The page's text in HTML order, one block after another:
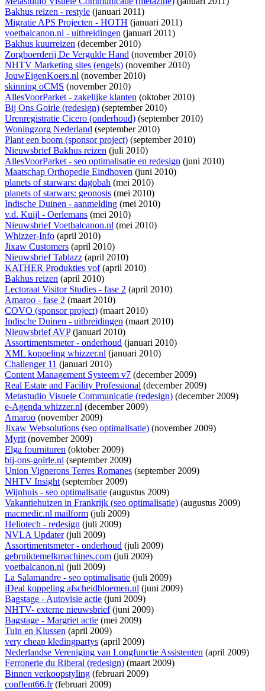
Bakhus reizen - restyle (januari 2011)
Migratie APS Projecten - HOTH (januari 2011)
voetbalcanon.nl - uitbreidingen (januari 2011)
Bakhus kuurreizen (december 2010)
Zorgboerderij De Vergulde Hand (november 2010)
NHTV Marketing sites (engels) (november 2010)
JouwEigenKoers.nl (november 2010)
skinning oCMS (november 2010)
AllesVoorParket - zakelijke klanten (oktober 2010)
Bij Ons Goirle (redesign) (september 2010)
Urenregistratie Cicero (onderhoud) (september 2010)
Woningzorg Nederland (september 2010)
Plant een boom (sponsor project) (september 2010)
Nieuwsbrief Bakhus reizen (juli 2010)
AllesVoorParket - seo optimalisatie en redesign (juni 2010)
Maatschap Orthopedie Eindhoven (juni 2010)
planets of starwars: dagobah (mei 2010)
planets of starwars: geonosis (mei 2010)
Indische Duinen - aanmelding (mei 2010)
v.d. Kuijl - Oerlemans (mei 2010)
Nieuwsbrief Voetbalcanon.nl (mei 2010)
Whizzer-Info (april 2010)
Jixaw Customers (april 2010)
Nieuwsbrief Tablazz (april 2010)
KATHER Produkties vof(april 2010)
Bakhus reizen (april 2010)
Lectoraat Visitor Studies - fase 2 (april 2010)
Amaroo - fase 2 (maart 2010)
COVO (sponsor project) (maart 2010)
Indische Duinen - uitbreidingen (maart 2010)
Nieuwsbrief AVP(januari 2010)
Assortimentsmeter - onderhoud (januari 2010)
XML koppeling whizzer.nl (januari 2010)
Challenger 11 (januari 2010)
Content Management Systeem v7 (december 2009)
Real Estate and Facility Professional (december 2009)
Metastudio Visuele Communicatie (redesign) (december 2009)
e-Agenda whizzer.nl (december 2009)
Amaroo (november 2009)
Jixaw Websolutions (seo optimalisatie) (november 2009)
Myrit(november 2009)
Elga fournituren (oktober 2009)
bij-ons-goirle.nl (september 2009)
Union Vignerons Terres Romanes (september 2009)
NHTV Insight(september 2009)
Wijnhuis - seo optimalisatie (augustus 2009)
Vakantiehuizen in Frankrijk (seo optimalisatie) (augustus 2009)
macmedic.nl mailform (juli 2009)
Heliotech - redesign (juli 2009)
NVLA Updater(juli 2009)
Assortimentsmeter - onderhoud (juli 2009)
gebruiktemelkmachines.com (juli 2009)
voetbalcanon.nl (juli 2009)
La Salamandre - seo optimalisatie (juli 2009)
iDeal koppeling afscheidbloemen.nl (juni 2009)
Bagstage - Autovisie actie (juni 2009)
NHTV- externe nieuwsbrief(juni 2009)
Bagstage - Margriet actie (mei 2009)
Tuin en Klussen (april 2009)
very cheap kledingpartys (april 2009)
Nederlandse Vereniging van Longfunctie Assistenten (april 2009)
Ferronerie du Riberal (redesign) (maart 2009)
Binnen verkoopstyling (februari 2009)
conflent66.fr(februari 2009)